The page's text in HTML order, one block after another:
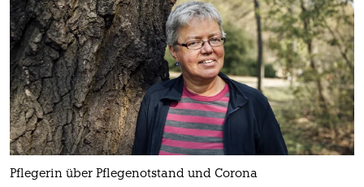
Pflegerin über Pflegenotstand und Corona